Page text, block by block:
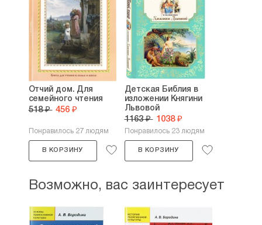
Отчий дом. Для
семейного чтения
518 ₽ 456 ₽
Понравилось 27 людям
В КОРЗИНУ
Детская Библия в
изложении Княгини
Львовой
1163 ₽ 1038 ₽
Понравилось 23 людям
В КОРЗИНУ
Возможно, вас заинтересует